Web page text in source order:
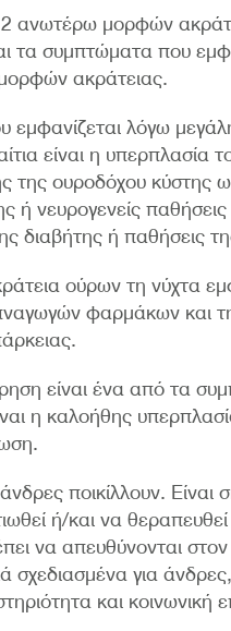
2 ανωτέρω μορφών
συμπτώματα που
ακράτειας.
εμφανίζεται λόγω
είναι η υπερπλασία
της ουροδόχου κύστης
νευρογενείς
ή παθήσεις
ούρων τη νύχτα
φαρμάκων και
είναι ένα από τα
η καλοήθης
ποικίλλουν. Είναι
ή/και να
να απευθύνονται
σχεδιασμένα για
και κοινωνική